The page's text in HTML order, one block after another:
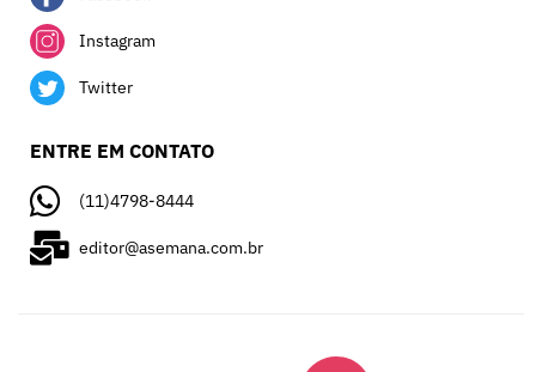
Instagram
Twitter
ENTRE EM CONTATO
(11)4798-8444
editor@asemana.com.br